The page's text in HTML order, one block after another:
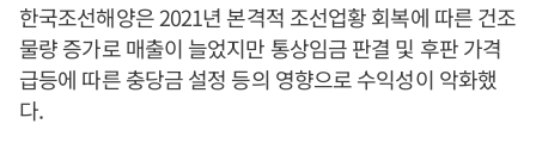
한국조선해양은 2021년 본격적 조선업황 회복에 따른 건조
물량 증가로 매출이 늘었지만 통상임금 판결 및 후판 가격
급등에 따른 충당금 설정 등의 영향으로 수익성이 악화했
다.